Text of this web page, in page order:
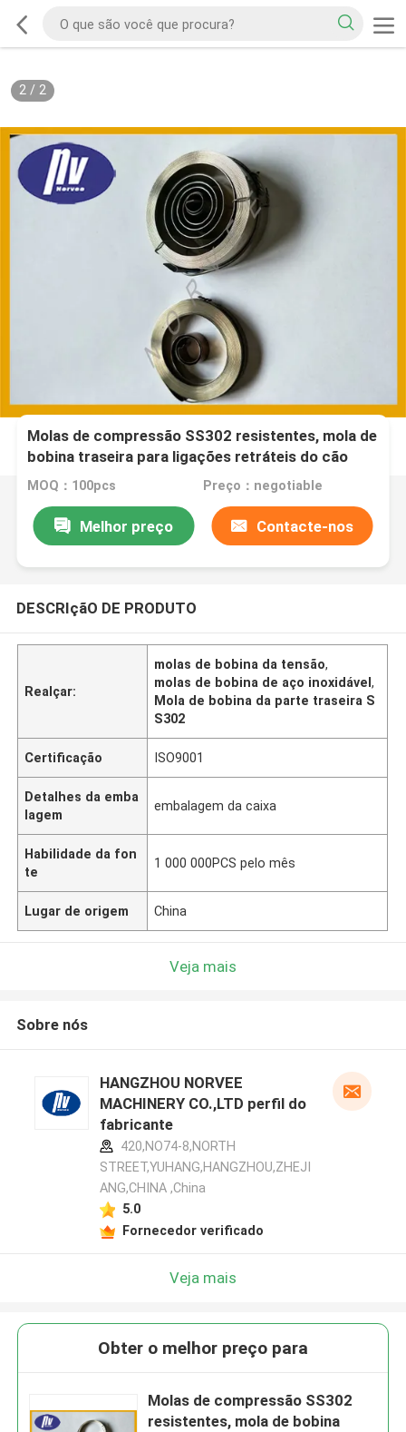
2/ 2
Molas de compressão SS302 resistentes, mola de
bobina traseira para ligações retráteis do cão
MOQ：100pcs Preço：negotiable
Melhor preço Contacte-nos
DESCRIçãO DE PRODUTO
Realçar:
molas de bobina da tensão,
molas de bobina de aço inoxidável,
Mola de bobina da parte traseira S
S302
Certificação ISO9001
Detalhes da emba
lagem
embalagem da caixa
Habilidade da fon
te
1 000 000PCS pelo mês
Lugar de origem China
Veja mais
Sobre nós
HANGZHOU NORVEE
MACHINERY CO.,LTD perfil do
fabricante
420,NO74-8,NORTH
STREET,YUHANG,HANGZHOU,ZHEJI
ANG,CHINA ,China
5.0
Fornecedor verificado
Veja mais
Obter o melhor preço para
Molas de compressão SS302
resistentes, mola de bobina